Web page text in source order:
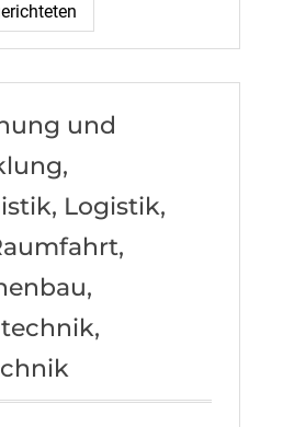
und
Logistik,